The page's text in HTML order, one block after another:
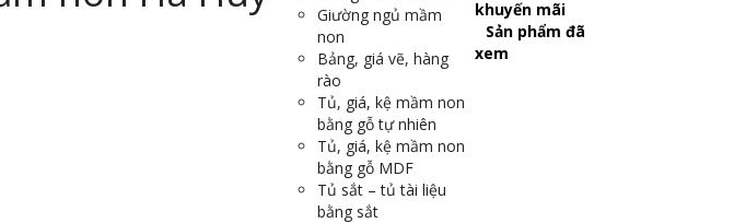
Giường ngủ mầm
non
Bảng, giá vẽ, hàng
rào
Tủ, giá, kệ mầm non
bằng gỗ tự nhiên
Tủ, giá, kệ mầm non
bằng gỗ MDF
Tủ sắt – tủ tài liệu
bằng sắt
khuyến mãi
Sản phẩm đã
xem